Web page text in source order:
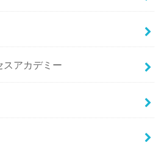
スアカデミー